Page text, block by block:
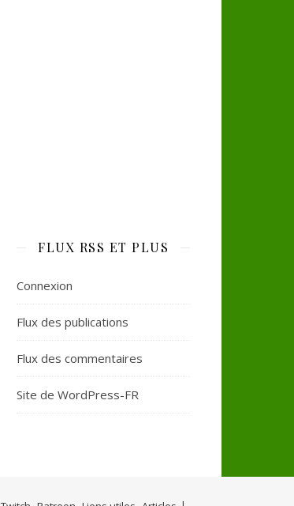
FLUX RSS ET PLUS
Connexion
Flux des publications
Flux des commentaires
Site de WordPress-FR